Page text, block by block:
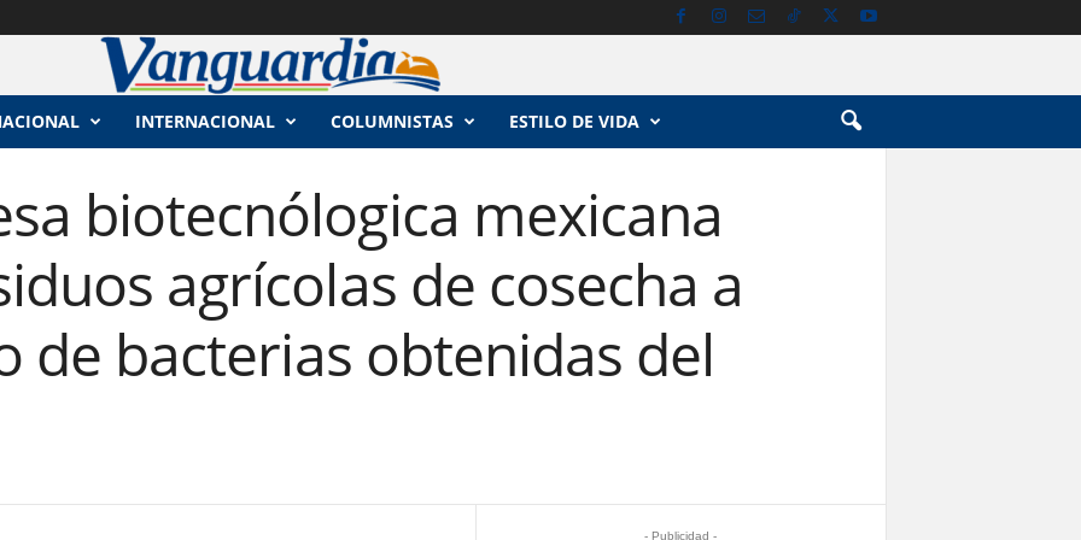
INTERNACIONAL COLUMNISTAS ESTILO DE VIDA
biotecnólogica mexicana
agrícolas de cosecha a
de bacterias obtenidas del
- Publicidad -